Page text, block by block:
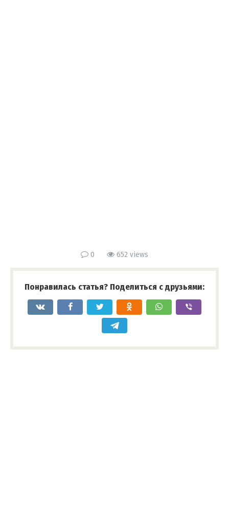
0 652 views
Понравилась статья? Поделиться с друзьями: